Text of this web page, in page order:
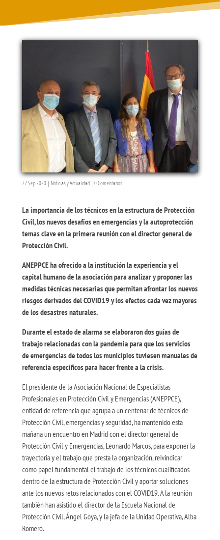
22 Sep 2020| Noticias y Actualidad| 0 Comentarios
La importancia de los técnicos en la estructura de Protección
Civil, los nuevos desafíos en emergencias y la autoprotección
temas clave en la primera reunión con el director general de
Protección Civil.
ANEPPCE ha ofrecido a la institución la experiencia y el
capital humano de la asociación para analizar y proponer las
medidas técnicas necesarias que permitan afrontar los nuevos
riesgos derivados del COVID19 y los efectos cada vez mayores
de los desastres naturales.
Durante el estado de alarma se elaboraron dos guías de
trabajo relacionadas con la pandemia para que los servicios
de emergencias de todos los municipios tuviesen manuales de
referencia específicos para hacer frente a la crisis.
El presidente de la Asociación Nacional de Especialistas
Profesionales en Protección Civil y Emergencias (ANEPPCE),
entidad de referencia que agrupa a un centenar de técnicos de
Protección Civil, emergencias y seguridad, ha mantenido esta
mañana un encuentro en Madrid con el director general de
Protección Civil y Emergencias, Leonardo Marcos, para exponer la
trayectoria y el trabajo que presta la organización, reivindicar
como papel fundamental el trabajo de los técnicos cualificados
dentro de la estructura de Protección Civil y aportar soluciones
ante los nuevos retos relacionados con el COVID19. A la reunión
también han asistido el director de la Escuela Nacional de
Protección Civil, Ángel Goya, y la jefa de la Unidad Operativa, Alba
Romero.